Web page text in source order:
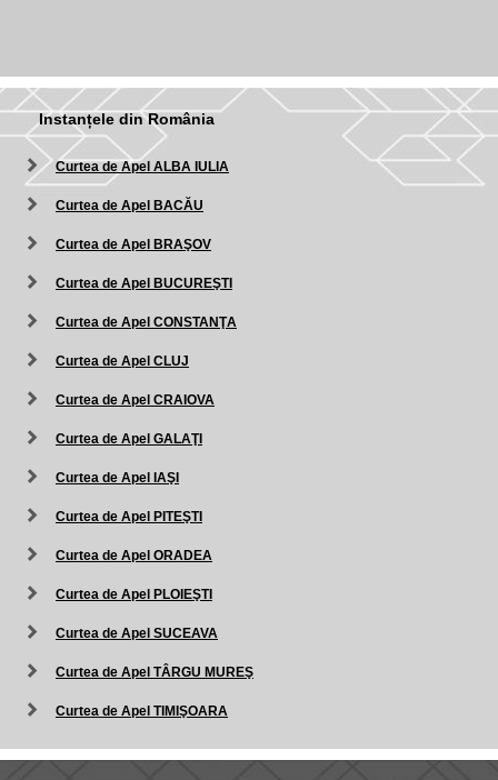
Instanțele din România
Curtea de Apel ALBA IULIA
Curtea de Apel BACĂU
Curtea de Apel BRAŞOV
Curtea de Apel BUCUREŞTI
Curtea de Apel CONSTANŢA
Curtea de Apel CLUJ
Curtea de Apel CRAIOVA
Curtea de Apel GALAŢI
Curtea de Apel IAŞI
Curtea de Apel PITEŞTI
Curtea de Apel ORADEA
Curtea de Apel PLOIEŞTI
Curtea de Apel SUCEAVA
Curtea de Apel TÂRGU MUREŞ
Curtea de Apel TIMIŞOARA